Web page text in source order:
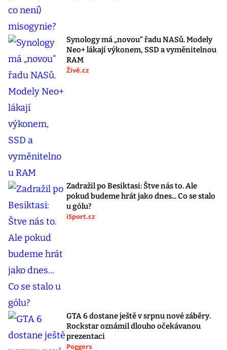
Synology má „novou“ řadu NASů. Modely
Neo+ lákají výkonem, SSD a vyměnitelnou
RAM
Živě.cz
Zadražil po Besiktasi: Štve nás to. Ale
pokud budeme hrát jako dnes... Co se stalo
u gólu?
iSport.cz
GTA 6 dostane ještě v srpnu nové záběry.
Rockstar oznámil dlouho očekávanou
prezentaci
Poggers